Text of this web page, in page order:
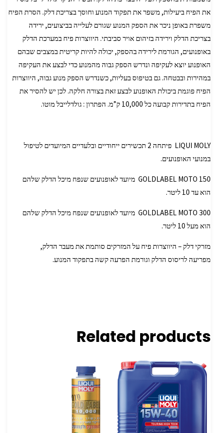
את הפיח ביעילות, משפר את תפקוד המנוע וחוסך בצריכת דלק. הסרת הפיח
משפרת באופן ניכר את הספק המנוע שגורם לעלייה בביצועים, ירידה
בצריכת הדלק וירידה בזיהום אויר סביבתי. היווצרות פיח במערכת הדלק
באופנועים, הגורמת לירידה בהספק, יכולה להיות קריטית במצבים שבהם
האופנוע יוצא לעקיפה ונדרש הספק גבוה מהמנוע כדי לבצע את העקיפה
במהירות ובבטחה. גם בטיפוס בעליות, כשנדרש הספק מנוע גבוה, היווצרות
הפיח פוגמת ביכולת האופנוע לבצע זאת בצורה חלקה. לכן יש להסיר את
הפיח בתדירות קבועה כל 10,000 ק”מ. הפתרון : גולדלייבל מוטו.
LIQUI MOLY פיתחה 2 תכשירים ייחודיים ובלעדיים המיועדים לטיפול
במנועי האופנועים.
GOLDLABEL MOTO 150 מיועד לאופנועים שנפח מיכל הדלק שלהם
הוא עד 10 ליטר.
GOLDLABEL MOTO 300 מיועד לאופנועים שנפח מיכל הדלק שלהם
הוא מעל 10 ליטר.
מזרקי דלק – היווצרות פיח על המזרקים סותמת את מעבר הדלק,
מפריעה לריסוס הדלק וגורמת הפרעה קשה בתפקוד המנוע.
Related products